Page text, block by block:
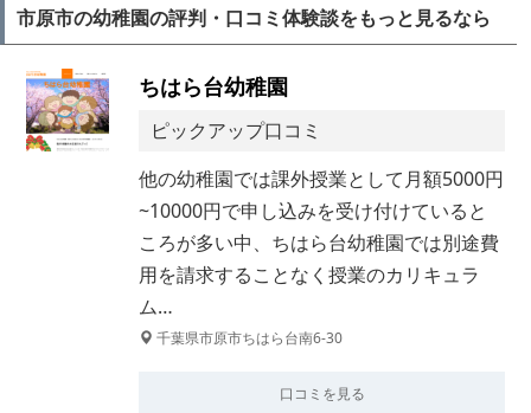
市原市の幼稚園の評判・口コミ体験談をもっと見るなら
ちはら台幼稚園
ピックアップ口コミ
他の幼稚園では課外授業として月額5000円
~10000円で申し込みを受け付けていると
ころが多い中、ちはら台幼稚園では別途費
用を請求することなく授業のカリキュラ
ム…
千葉県市原市ちはら台南6-30
口コミを見る